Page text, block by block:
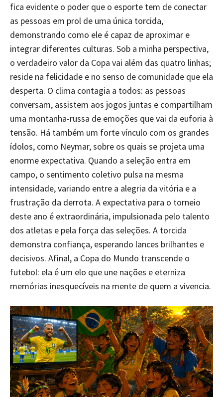
fica evidente o poder que o esporte tem de conectar
as pessoas em prol de uma única torcida,
demonstrando como ele é capaz de aproximar e
integrar diferentes culturas. Sob a minha perspectiva,
o verdadeiro valor da Copa vai além das quatro linhas;
reside na felicidade e no senso de comunidade que ela
desperta. O clima contagia a todos: as pessoas
conversam, assistem aos jogos juntas e compartilham
uma montanha-russa de emoções que vai da euforia à
tensão. Há também um forte vínculo com os grandes
ídolos, como Neymar, sobre os quais se projeta uma
enorme expectativa. Quando a seleção entra em
campo, o sentimento coletivo pulsa na mesma
intensidade, variando entre a alegria da vitória e a
frustração da derrota. A expectativa para o torneio
deste ano é extraordinária, impulsionada pelo talento
dos atletas e pela força das seleções. A torcida
demonstra confiança, esperando lances brilhantes e
decisivos. Afinal, a Copa do Mundo transcende o
futebol: ela é um elo que une nações e eterniza
memórias inesquecíveis na mente de quem a vivencia.